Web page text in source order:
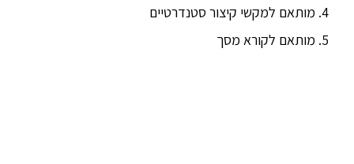
מותאם למקשי קיצור סטנדרטיים
מותאם לקורא מסך